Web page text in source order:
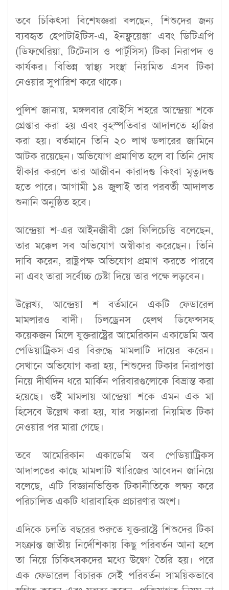
তবে চিকিৎসা বিশেষজ্ঞরা বলছেন, শিশুদের জন্য
ব্যবহৃত হেপাটাইটিস-এ, ইনফ্লুয়েঞ্জা এবং ডিটিএপি
(ডিফথেরিয়া, টিটেনাস ও পার্টুসিস) টিকা নিরাপদ ও
কার্যকর। বিভিন্ন স্বাস্থ্য সংস্থা নিয়মিত এসব টিকা
নেওয়ার সুপারিশ করে থাকে।
পুলিশ জানায়, মঙ্গলবার বোইসি শহরে আন্দ্রেয়া শকে
গ্রেপ্তার করা হয় এবং বৃহস্পতিবার আদালতে হাজির
করা হয়। বর্তমানে তিনি ২০ লাখ ডলারের জামিনে
আটক রয়েছেন। অভিযোগ প্রমাণিত হলে বা তিনি দোষ
স্বীকার করলে তার আজীবন কারাদণ্ড কিংবা মৃত্যুদণ্ড
হতে পারে। আগামী ১৪ জুলাই তার পরবর্তী আদালত
শুনানি অনুষ্ঠিত হবে।
আন্দ্রেয়া শ-এর আইনজীবী জো ফিলিচেত্তি বলেছেন,
তার মক্কেল সব অভিযোগ অস্বীকার করেছেন। তিনি
দাবি করেন, রাষ্ট্রপক্ষ অভিযোগ প্রমাণ করতে পারবে
না এবং তারা সর্বোচ্চ চেষ্টা দিয়ে তার পক্ষে লড়বেন।
উল্লেখ্য, আন্দ্রেয়া শ বর্তমানে একটি ফেডারেল
মামলারও বাদী। চিলড্রেনস হেলথ ডিফেন্সসহ
কয়েকজন মিলে যুক্তরাষ্ট্রের আমেরিকান একাডেমি অব
পেডিয়াট্রিকস-এর বিরুদ্ধে মামলাটি দায়ের করেন।
সেখানে অভিযোগ করা হয়, শিশুদের টিকার নিরাপত্তা
নিয়ে দীর্ঘদিন ধরে মার্কিন পরিবারগুলোকে বিভ্রান্ত করা
হয়েছে। ওই মামলায় আন্দ্রেয়া শকে এমন এক মা
হিসেবে উল্লেখ করা হয়, যার সন্তানরা নিয়মিত টিকা
নেওয়ার পর মারা গেছে।
তবে আমেরিকান একাডেমি অব পেডিয়াট্রিকস
আদালতের কাছে মামলাটি খারিজের আবেদন জানিয়ে
বলেছে, এটি বিজ্ঞানভিত্তিক টিকানীতিকে লক্ষ্য করে
পরিচালিত একটি ধারাবাহিক প্রচারণার অংশ।
এদিকে চলতি বছরের শুরুতে যুক্তরাষ্ট্রে শিশুদের টিকা
সংক্রান্ত জাতীয় নির্দেশিকায় কিছু পরিবর্তন আনা হলে
তা নিয়ে চিকিৎসকদের মধ্যে উদ্বেগ তৈরি হয়। পরে
এক ফেডারেল বিচারক সেই পরিবর্তন সাময়িকভাবে